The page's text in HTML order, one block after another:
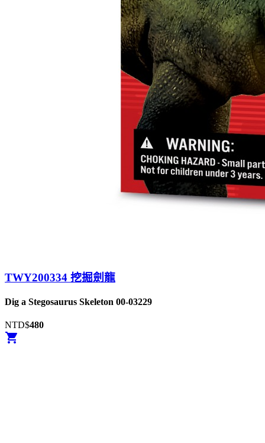
TWY200334 挖掘劍龍
Dig a Stegosaurus Skeleton 00-03229
NTD$480
shopping_cart